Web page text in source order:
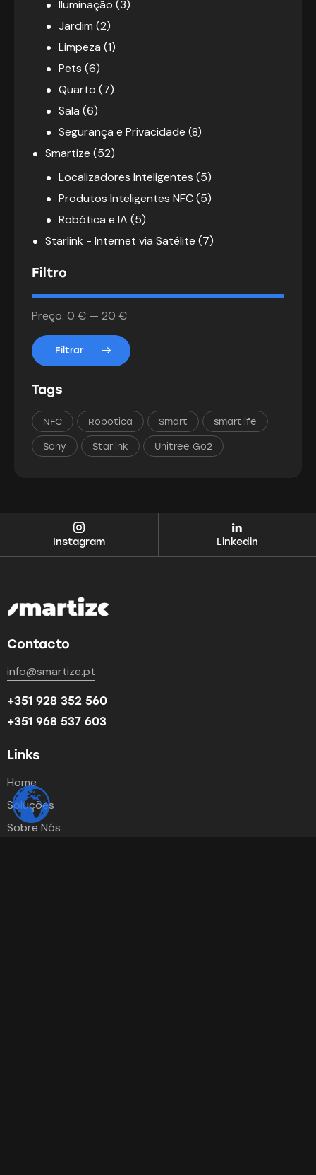
Iluminação (3)
Jardim (2)
Limpeza (1)
Pets (6)
Quarto (7)
Sala (6)
Segurança e Privacidade (8)
Smartize (52)
Localizadores Inteligentes (5)
Produtos Inteligentes NFC (5)
Robótica e IA (5)
Starlink - Internet via Satélite (7)
Filtro
Filtrar
Preço: 0 € — 20 €
Tags
NFC Robotica Smart smartlife
Sony Starlink Unitree Go2
Instagram Linkedin
Contacto
info@smartize.pt
+351 928 352 560
+351 968 537 603
Links
Home
Soluções
Sobre Nós